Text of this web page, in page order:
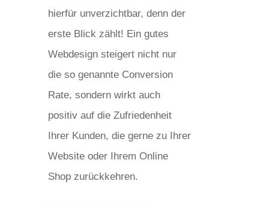
hierfür unverzichtbar, denn der
erste Blick zählt! Ein gutes
Webdesign steigert nicht nur
die so genannte Conversion
Rate, sondern wirkt auch
positiv auf die Zufriedenheit
Ihrer Kunden, die gerne zu Ihrer
Website oder Ihrem Online
Shop zurückkehren.